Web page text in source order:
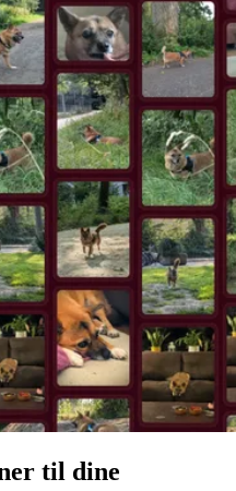
til dine